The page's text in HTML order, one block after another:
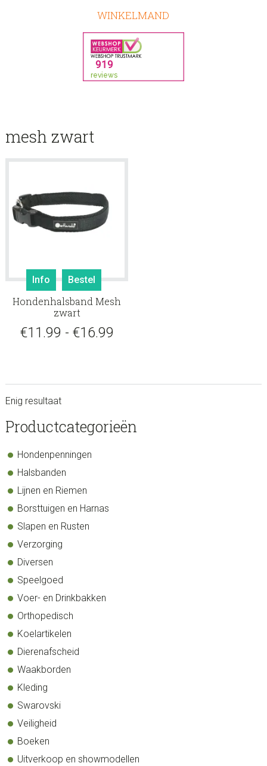
WINKELMAND
mesh zwart
Info Bestel
Dit
heeft
variaties.
op
de
Hondenhalsband Mesh
zwart
€11.99 - €16.99
Enig resultaat
sidebar
Store
Productcategorieën
Hondenpenningen
Halsbanden
Lijnen en Riemen
Borsttuigen en Harnas
Slapen en Rusten
Verzorging
Diversen
Speelgoed
Voer- en Drinkbakken
Orthopedisch
Koelartikelen
Dierenafscheid
Waakborden
Kleding
Swarovski
Veiligheid
Boeken
Uitverkoop en showmodellen